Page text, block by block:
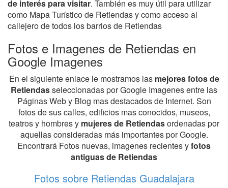
de interés para visitar. También es muy útil para utilizar
como Mapa Turístico de Retiendas y como acceso al
callejero de todos los barrios de Retiendas
Fotos e Imagenes de Retiendas en
Google Imagenes
En el siguiente enlace le mostramos las mejores fotos de
Retiendasseleccionadas por Google Imagenes entre las
Páginas Web y Blog mas destacados de Internet. Son
fotos de sus calles, edificios mas conocidos, museos,
teatros y hombres y mujeres de Retiendasordenadas por
aquellas consideradas más importantes por Google.
Encontrará Fotos nuevas, imagenes recientes yfotos
antiguas de Retiendas
Fotos sobre Retiendas Guadalajara